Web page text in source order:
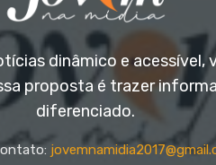
dinâmico e
proposta é trazer
diferenciado.